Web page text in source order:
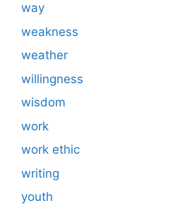
way
weakness
weather
willingness
wisdom
work
work ethic
writing
youth